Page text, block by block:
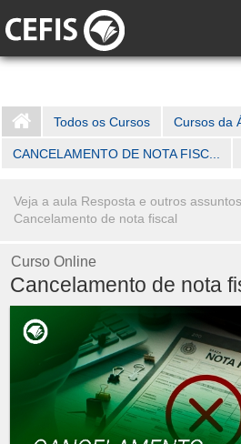
Todos os Cursos Cursos da
CANCELAMENTO DE NOTA FISC...
Veja a aula Resposta e outros
Cancelamento de nota fiscal
Curso Online
Cancelamento de nota